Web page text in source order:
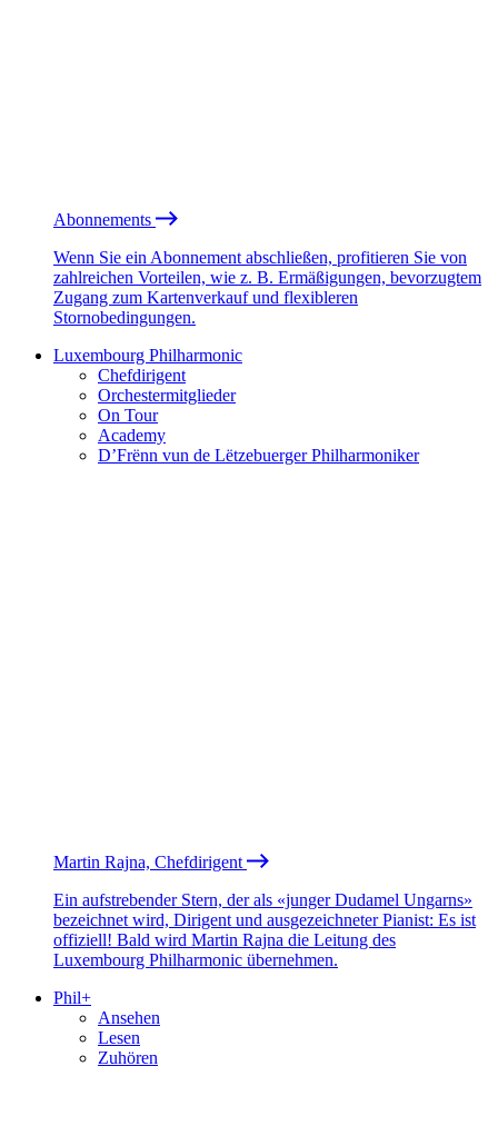
Abonnements
Wenn Sie ein Abonnement abschließen, profitieren Sie von
zahlreichen Vorteilen, wie z. B. Ermäßigungen, bevorzugtem
Zugang zum Kartenverkauf und flexibleren
Stornobedingungen.
Luxembourg Philharmonic
Chefdirigent
Orchestermitglieder
On Tour
Academy
D’Frënn vun de Lëtzebuerger Philharmoniker
Martin Rajna, Chefdirigent
Ein aufstrebender Stern, der als «junger Dudamel Ungarns»
bezeichnet wird, Dirigent und ausgezeichneter Pianist: Es ist
offiziell! Bald wird Martin Rajna die Leitung des
Luxembourg Philharmonic übernehmen.
Phil+
Ansehen
Lesen
Zuhören